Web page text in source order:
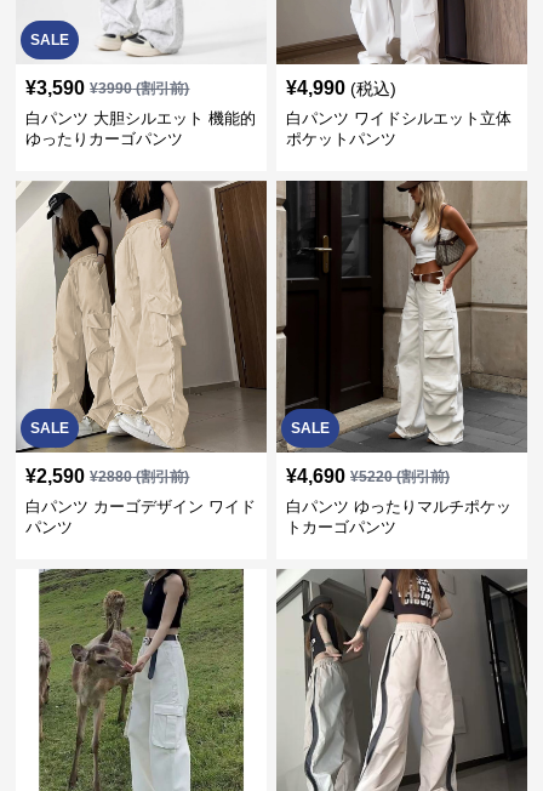
SALE
¥3,590 ¥3990(割引前)
白パンツ 大胆シルエット 機能的
ゆったりカーゴパンツ
¥4,990 (税込)
白パンツ ワイドシルエット立体
ポケットパンツ
SALE
¥2,590 ¥2880(割引前)
白パンツ カーゴデザイン ワイド
パンツ
SALE
¥4,690 ¥5220(割引前)
白パンツ ゆったりマルチポケッ
トカーゴパンツ